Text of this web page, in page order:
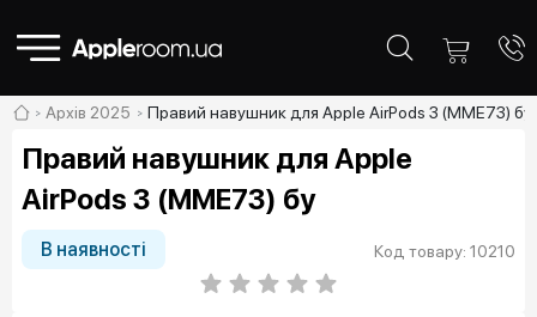
Архів 2025 Правий навушник для Apple AirPods 3 (MME73) бу
Правий навушник для Apple
AirPods 3 (MME73) бу
В наявності Код товару: 10210